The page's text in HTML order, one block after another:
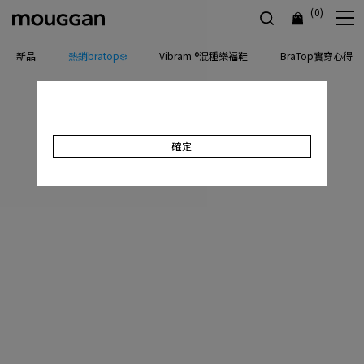
(0)
新品 熱銷bratop❄️ Vibram ®混種樂福鞋 BraTop實穿心得
確定